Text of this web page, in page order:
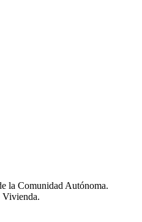
la Comunidad Autónoma.
Vivienda.